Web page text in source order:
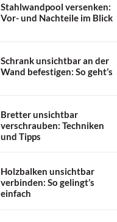
Stahlwandpool versenken:
Vor- und Nachteile im Blick
Schrank unsichtbar an der
Wand befestigen: So geht’s
Bretter unsichtbar
verschrauben: Techniken
und Tipps
Holzbalken unsichtbar
verbinden: So gelingt’s
einfach